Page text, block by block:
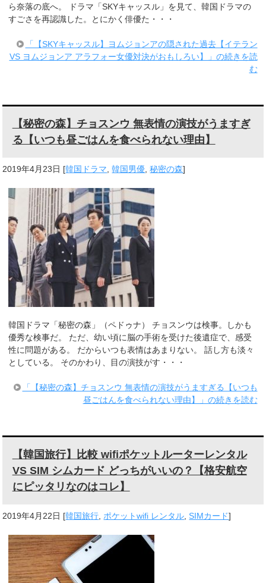
ら奈落の底へ。 ドラマ「SKYキャッスル」を見て、韓国ドラマの
すごさを再認識した。とにかく俳優た・・・
「【SKYキャッスル】ヨムジョンアの隠された過去【イテラン
VS ヨムジョンア アラフォー女優対決がおもしろい】」の続きを読
む
【秘密の森】チョスンウ 無表情の演技がうますぎ
る【いつも昼ごはんを食べられない理由】
2019年4月23日 [韓国ドラマ ,韓国男優 ,秘密の森]
韓国ドラマ「秘密の森」（ペドゥナ） チョスンウは検事。しかも
優秀な検事だ。 ただ、幼い頃に脳の手術を受けた後遺症で、感受
性に問題がある。 だからいつも表情はあまりない。 話し方も淡々
としている。 そのかわり、目の演技がす・・・
「【秘密の森】チョスンウ 無表情の演技がうますぎる【いつも
昼ごはんを食べられない理由】」の続きを読む
【韓国旅行】比較 wifiポケットルーターレンタル
VS SIM シムカード どっちがいいの？【格安航空
にピッタリなのはコレ】
2019年4月22日 [韓国旅行,ポケットwifi レンタル,SIMカード]